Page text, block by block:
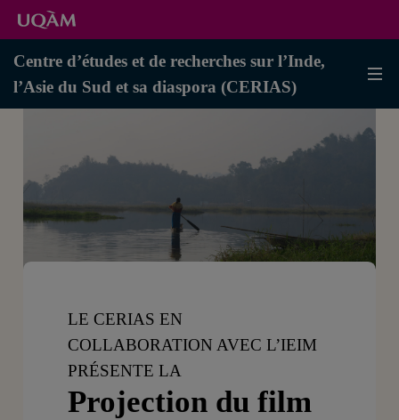
Centre d’études et de recherches sur l’Inde,
l’Asie du Sud et sa diaspora (CERIAS)
LE CERIAS EN
COLLABORATION AVEC L’IEIM
PRÉSENTE LA
Projection du film